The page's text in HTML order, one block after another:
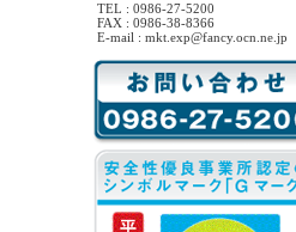
TEL : 0986-27-5200
FAX : 0986-38-8366
E-mail : mkt.exp@fancy.ocn.ne.jp